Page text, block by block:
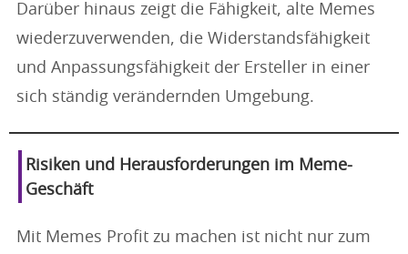
Darüber hinaus zeigt die Fähigkeit, alte Memes
wiederzuverwenden, die Widerstandsfähigkeit
und Anpassungsfähigkeit der Ersteller in einer
sich ständig verändernden Umgebung.
Risiken und Herausforderungen im Meme-
Geschäft
Mit Memes Profit zu machen ist nicht nur zum